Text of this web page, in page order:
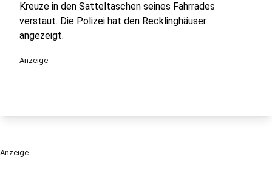
Kreuze in den Satteltaschen seines Fahrrades
verstaut. Die Polizei hat den Recklinghäuser
angezeigt.
Anzeige
Anzeige